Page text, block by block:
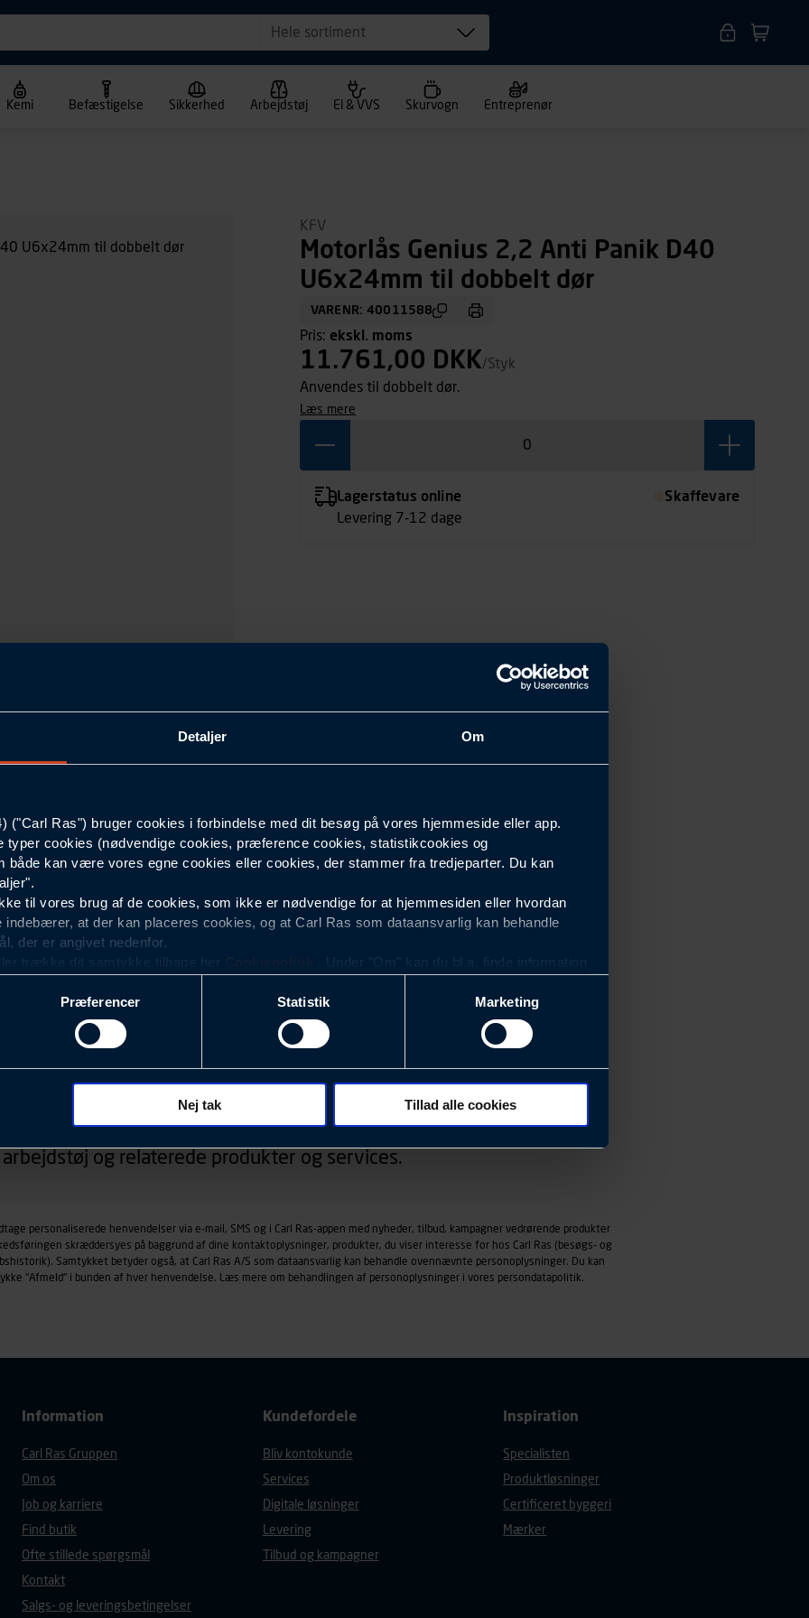
Detaljer Om
("Carl Ras") bruger cookies i forbindelse med dit besøg på vores hjemmeside eller app.
typer cookies (nødvendige cookies, præference cookies, statistikcookies og
både kan være vores egne cookies eller cookies, der stammer fra tredjeparter. Du kan
til vores brug af de cookies, som ikke er nødvendige for at hjemmesiden eller hvordan
indebærer, at der kan placeres cookies, og at Carl Ras som dataansvarlig kan behandle
der er angivet nedenfor.
trække dit samtykke tilbage her
. Under "Om" kan du bl.a. finde information
med det formål at optimere design, brugervenlighed og effektiviteten af vores
analyser af, hvilke oplysninger der er mest populære, og som derfor skal være nemme at
hvad der klikkes på, sider/indhold der besøges, browsertype, søgeord, IP-adresse,
(computer, smartphone mv.) samt de features, der anvendes.
sig på. Til dette formål behandles der personoplysninger om dit foretrukne sprog, og den
vise annoncer, der er relevante (profilering). Til dette formål behandles der
af vores platforme (hjemmeside og app), herunder færden på siderne, tidspunkt, hvad der
browsertype, søgeord, IP-adresse, informationer om enhedstype (computer,
Præferencer Statistik Marketing
Nej tak Tillad alle cookies
Hele sortiment
Kemi Befæstigelse Sikkerhed Arbejdstøj El & VVS Skurvogn Entreprenør
Rustfrit stål A2
1020
KFV
Motorlås Genius 2,2 Anti Panik D40
U6x24mm til dobbelt dør
VARENR: 40011588
Pris: ekskl. moms
11.761,00 DKK/Styk
Anvendes til dobbelt dør.
læs mere
Lagerstatus online
Levering 7-12 dage
Skaffevare
Nyhedsbrev
konkurrencer, information om events, der vedrører værktøj, beslag,
arbejdstøj og relaterede produkter og services.
personaliserede henvendelser via e-mail, SMS og i Carl Ras-appen med nyheder, tilbud, kampagner vedrørende produkter
skræddersyes på baggrund af dine kontaktoplysninger, produkter, du viser interesse for hos Carl Ras (besøgs- og
Samtykket betyder også, at Carl Ras A/S som dataansvarlig kan behandle ovennævnte personoplysninger. Du kan
"Afmeld" i bunden af hver henvendelse. Læs mere om behandlingen af personoplysninger i vores persondatapolitik.
Information
Carl Ras Gruppen
Om os
Job og karriere
Find butik
Ofte stillede spørgsmål
Kontakt
Salgs- og leveringsbetingelser
Kundefordele
Bliv kontokunde
Services
Digitale løsninger
Levering
Tilbud og kampagner
Inspiration
Specialisten
Produktløsninger
Certificeret byggeri
Mærker